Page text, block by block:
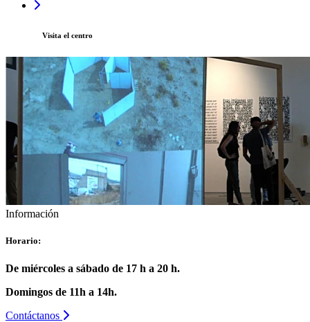
Visita el centro
Información
Horario:
De miércoles a sábado de 17 h a 20 h.
Domingos de 11h a 14h.
Contáctanos